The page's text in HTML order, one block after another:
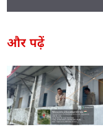
और पढ़ें